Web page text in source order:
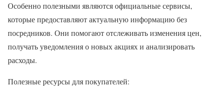
Особенно полезными являются официальные сервисы,
которые предоставляют актуальную информацию без
посредников. Они помогают отслеживать изменения цен,
получать уведомления о новых акциях и анализировать
расходы.
Полезные ресурсы для покупателей: